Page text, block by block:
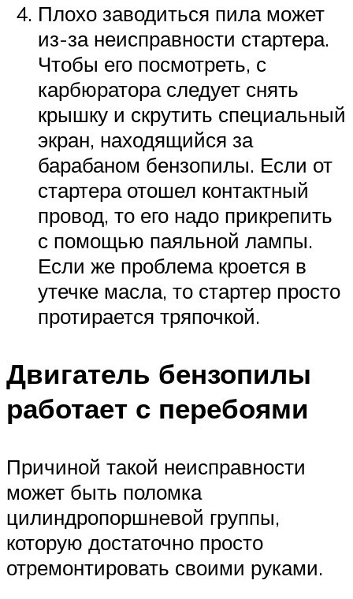
Плохо заводиться пила может
из-за неисправности стартера.
Чтобы его посмотреть, с
карбюратора следует снять
крышку и скрутить специальный
экран, находящийся за
барабаном бензопилы. Если от
стартера отошел контактный
провод, то его надо прикрепить
с помощью паяльной лампы.
Если же проблема кроется в
утечке масла, то стартер просто
протирается тряпочкой.
Двигатель бензопилы
работает с перебоями
Причиной такой неисправности
может быть поломка
цилиндропоршневой группы,
которую достаточно просто
отремонтировать своими руками.